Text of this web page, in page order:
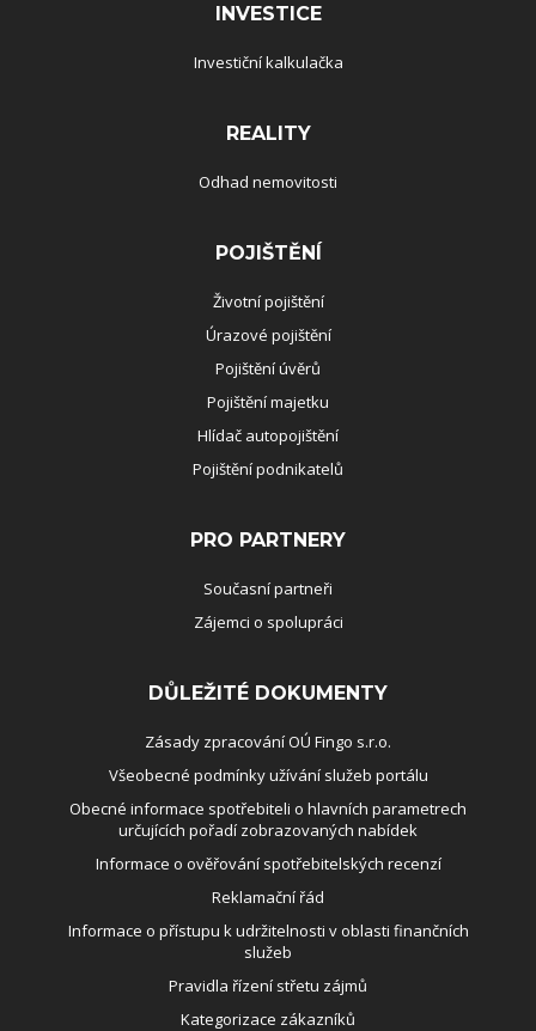
INVESTICE
Investiční kalkulačka
REALITY
Odhad nemovitosti
POJIŠTĚNÍ
Životní pojištění
Úrazové pojištění
Pojištění úvěrů
Pojištění majetku
Hlídač autopojištění
Pojištění podnikatelů
PRO PARTNERY
Současní partneři
Zájemci o spolupráci
DŮLEŽITÉ DOKUMENTY
Zásady zpracování OÚ Fingo s.r.o.
Všeobecné podmínky užívání služeb portálu
Obecné informace spotřebiteli o hlavních parametrech
určujících pořadí zobrazovaných nabídek
Informace o ověřování spotřebitelských recenzí
Reklamační řád
Informace o přístupu k udržitelnosti v oblasti finančních
služeb
Pravidla řízení střetu zájmů
Kategorizace zákazníků